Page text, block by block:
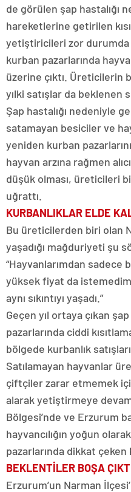
de görülen şap hastalığı
hareketlerine getirilen
yetiştiricileri zor durumda
kurban pazarlarında
üzerine çıktı. Üreticilerin
yılki satışlar da beklenen
Şap hastalığı nedeniyle
satamayan besiciler ve
yeniden kurban
hayvan arzına rağmen
düşük olması, üreticileri
uğrattı.
KURBANLIKLAR ELDE
Bu üreticilerden biri olan
yaşadığı mağduriyeti şu
“Hayvanlarımdan
yüksek fiyat da
aynı sıkıntıyı yaşadı.”
Geçen yıl ortaya çıkan
pazarlarında ciddi
bölgede kurbanlık
Satılamayan hayvanlar
çiftçiler zarar etmemek
alarak yetiştirmeye
Bölgesi’nde ve Erzurum
hayvancılığın yoğun
pazarlarında dikkat çeken
BEKLENTİLER BOŞA
Erzurum’un Narman